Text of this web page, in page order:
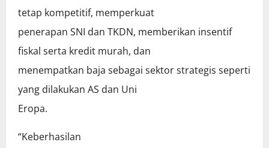
tetap kompetitif, memperkuat
penerapan SNI dan TKDN, memberikan insentif
fiskal serta kredit murah, dan
menempatkan baja sebagai sektor strategis seperti
yang dilakukan AS dan Uni
Eropa.
“Keberhasilan